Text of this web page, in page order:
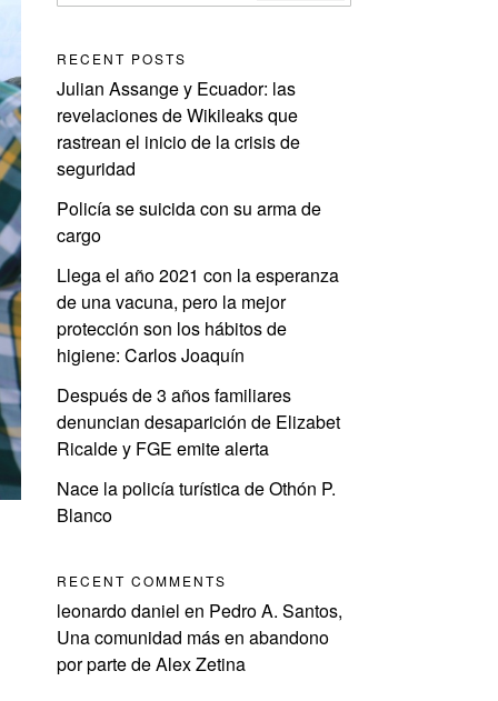
RECENT POSTS
Julian Assange y Ecuador: las
revelaciones de Wikileaks que
rastrean el inicio de la crisis de
seguridad
Policía se suicida con su arma de
cargo
Llega el año 2021 con la esperanza
de una vacuna, pero la mejor
protección son los hábitos de
higiene: Carlos Joaquín
Después de 3 años familiares
denuncian desaparición de Elizabet
Ricalde y FGE emite alerta
Nace la policía turística de Othón P.
Blanco
RECENT COMMENTS
leonardo daniel en Pedro A. Santos,
Una comunidad más en abandono
por parte de Alex Zetina